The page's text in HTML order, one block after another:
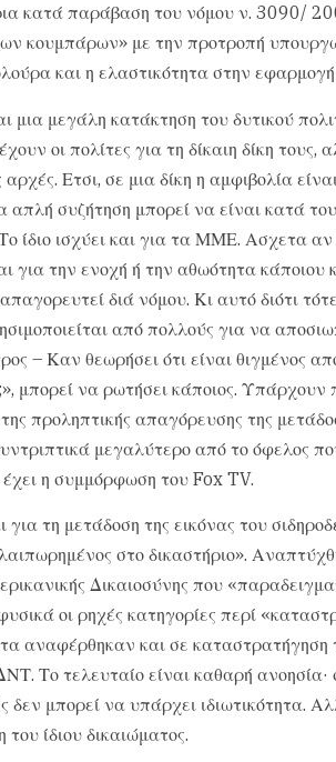
κατά παράβαση του νόμου ν. 3090/
κουμπάρων» με την προτροπή
και η ελαστικότητα στην
μια μεγάλη κατάκτηση του δυτικού
οι πολίτες για τη δίκαιη δίκη
αρχές. Ετσι, σε μια δίκη η αμφιβολία
απλή συζήτηση μπορεί να είναι κατά
ίδιο ισχύει και για τα ΜΜΕ. Ασχετα αν
για την ενοχή ή την αθωότητα κάποιου
διά νόμου. Κι αυτό διότι
από πολλούς για να
– Καν θεωρήσει ότι είναι θιγμένος
μπορεί να ρωτήσει κάποιος. Υπάρχουν
προληπτικής απαγόρευσης της
μεγαλύτερο από το όφελος
η συμμόρφωση του Fox TV.
τη μετάδοση της εικόνας του
στο δικαστήριο».
Δικαιοσύνης που
οι ρηχές κατηγορίες περί
αναφέρθηκαν και σε καταστρατήγηση
Το τελευταίο είναι καθαρή ανοησία·
δεν μπορεί να υπάρχει ιδιωτικότητα.
ίδιου δικαιώματος.